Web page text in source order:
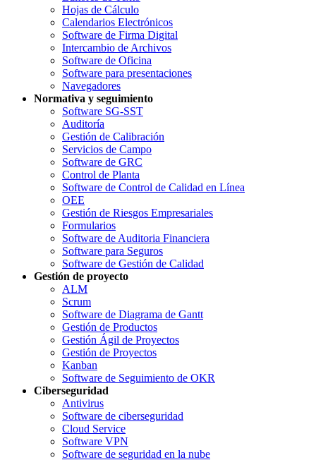
Hojas de Cálculo
Calendarios Electrónicos
Software de Firma Digital
Intercambio de Archivos
Software de Oficina
Software para presentaciones
Navegadores
Normativa y seguimiento
Software SG-SST
Auditoría
Gestión de Calibración
Servicios de Campo
Software de GRC
Control de Planta
Software de Control de Calidad en Línea
OEE
Gestión de Riesgos Empresariales
Formularios
Software de Auditoria Financiera
Software para Seguros
Software de Gestión de Calidad
Gestión de proyecto
ALM
Scrum
Software de Diagrama de Gantt
Gestión de Productos
Gestión Ágil de Proyectos
Gestión de Proyectos
Kanban
Software de Seguimiento de OKR
Ciberseguridad
Antivirus
Software de ciberseguridad
Cloud Service
Software VPN
Software de seguridad en la nube